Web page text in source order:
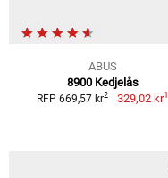
ABUS
8900 Kedjelås
RFP 669,57 kr2 329,02 kr1